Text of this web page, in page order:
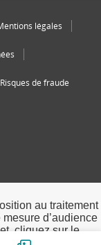
légales
Risques de fraude
au traitement
d’audience
cliquez sur le